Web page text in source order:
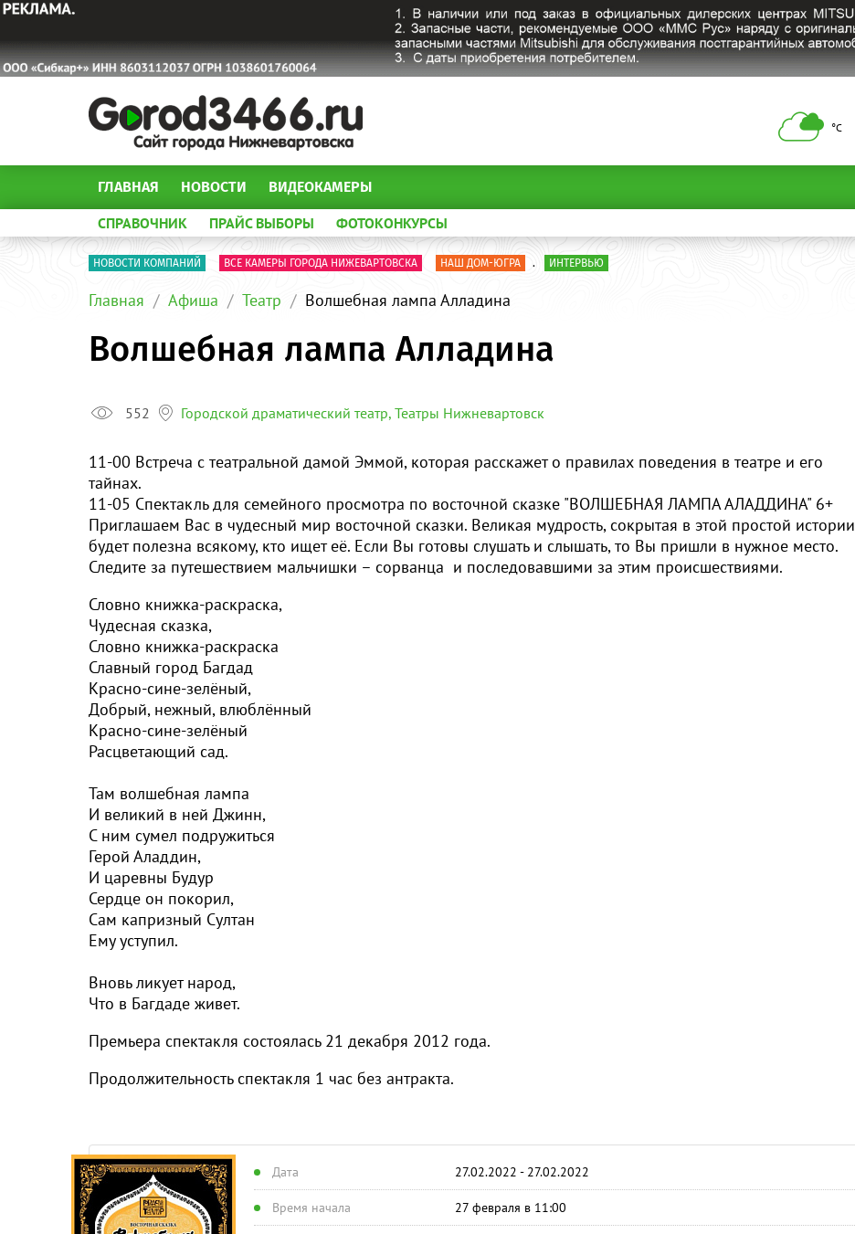
°С
ГЛАВНАЯ НОВОСТИ ВИДЕОКАМЕРЫ
СПРАВОЧНИК ПРАЙС ВЫБОРЫ ФОТОКОНКУРСЫ
НОВОСТИ КОМПАНИЙ ВСЕ КАМЕРЫ ГОРОДА НИЖЕВАРТОВСКА НАШ ДОМ-ЮГРА . ИНТЕРВЬЮ
Главная Афиша Театр Волшебная лампа Алладина
Волшебная лампа Алладина
552 Городской драматический театр, Театры Нижневартовск
11-00 Встреча с театральной дамой Эммой, которая расскажет о правилах поведения в театре и его
тайнах.
11-05 Спектакль для семейного просмотра по восточной сказке "ВОЛШЕБНАЯ ЛАМПА АЛАДДИНА" 6+
Приглашаем Вас в чудесный мир восточной сказки. Великая мудрость, сокрытая в этой простой истории
будет полезна всякому, кто ищет её. Если Вы готовы слушать и слышать, то Вы пришли в нужное место.
Следите за путешествием мальчишки – сорванца и последовавшими за этим происшествиями.
Словно книжка-раскраска,
Чудесная сказка,
Словно книжка-раскраска
Славный город Багдад
Красно-сине-зелёный,
Добрый, нежный, влюблённый
Красно-сине-зелёный
Расцветающий сад.
Там волшебная лампа
И великий в ней Джинн,
С ним сумел подружиться
Герой Аладдин,
И царевны Будур
Сердце он покорил,
Сам капризный Султан
Ему уступил.
Вновь ликует народ,
Что в Багдаде живет.
Премьера спектакля состоялась 21 декабря 2012 года.
Продолжительность спектакля 1 час без антракта.
Дата 27.02.2022 - 27.02.2022
Время начала 27 февраля в 11:00